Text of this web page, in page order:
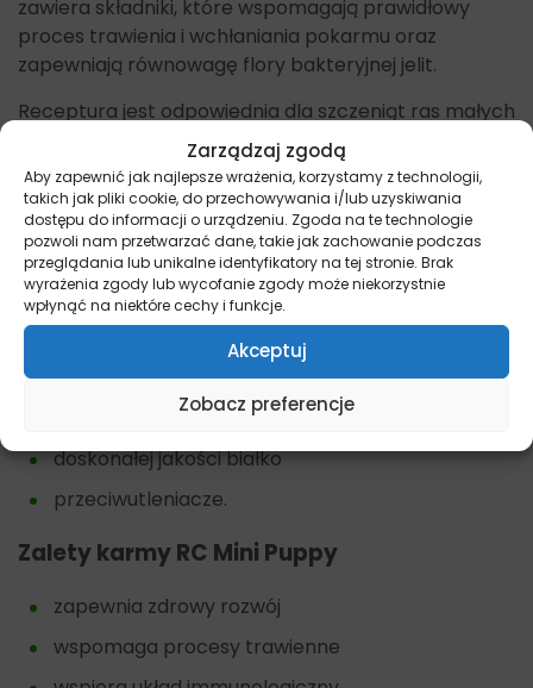
Zarządzaj zgodą
Aby zapewnić jak najlepsze wrażenia, korzystamy z technologii,
takich jak pliki cookie, do przechowywania i/lub uzyskiwania
dostępu do informacji o urządzeniu. Zgoda na te technologie
pozwoli nam przetwarzać dane, takie jak zachowanie podczas
przeglądania lub unikalne identyfikatory na tej stronie. Brak
wyrażenia zgody lub wycofanie zgody może niekorzystnie
wpłynąć na niektóre cechy i funkcje.
Akceptuj
Zobacz preferencje
zawiera składniki, które wspomagają prawidłowy
proces trawienia i wchłaniania pokarmu oraz
zapewniają równowagę flory bakteryjnej jelit.
Receptura jest odpowiednia dla szczeniąt ras małych
do 10 miesiąca życia. Dodatkowo karma jest
dostępna również w formie mokrej, w postaci
smakowitych saszetek.
Więcej produktów dla szczeniąt znajdziesz tutaj –
Pies – Szczeniak
Główne cechy RCMini Puppy
wysoki poziom energii
doskonałej jakości białko
przeciwutleniacze.
Zalety karmy RC Mini Puppy
zapewnia zdrowy rozwój
wspomaga procesy trawienne